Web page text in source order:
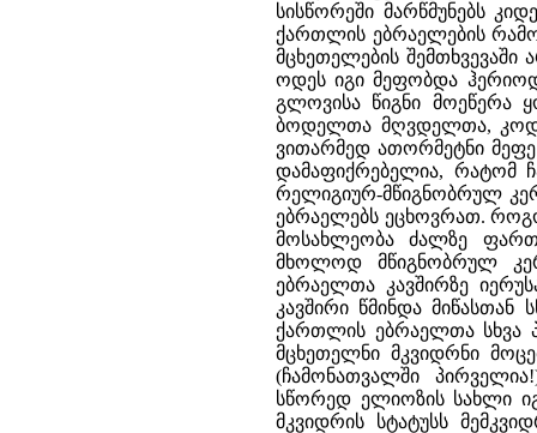
სისწორეში მარწმუნებს
ქართლის ებრაელების
მცხეთელების შემთხვევაში
ოდეს იგი მეფობდა
გლოვისა წიგნი მოეწერა
ბოდელთა მღვდელთა,
ვითარმედ ათორმეტნი
დამაფიქრებელია,
რელიგიურ-მწიგნობრულ
ებრაელებს ეცხოვრათ.
მოსახლეობა ძალზე
მხოლოდ მწიგნობრულ
ებრაელთა კავშირზე
კავშირი წმინდა
ქართლის ებრაელთა სხვა
მცხეთელნი მკვიდრნი
(ჩამონათვალში
სწორედ ელიოზის სახლი
მკვიდრის სტატუსს